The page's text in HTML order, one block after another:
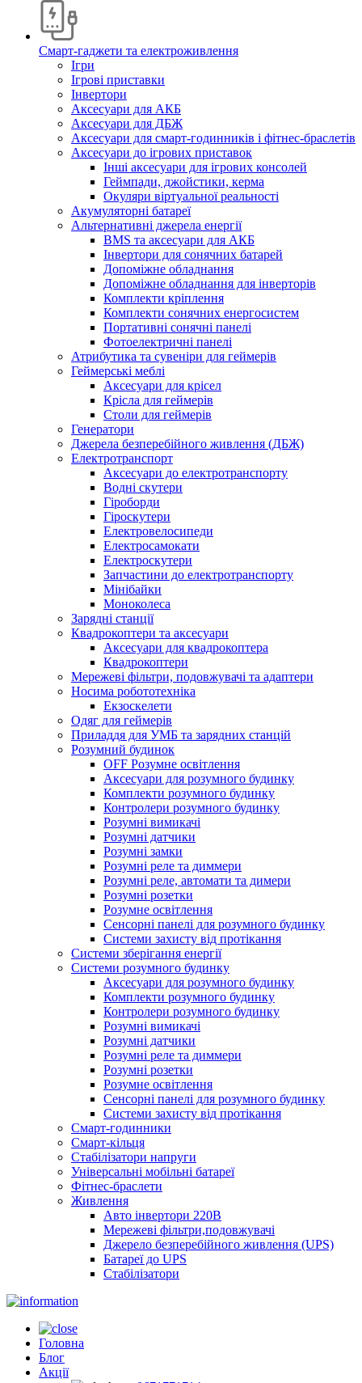
Смарт-гаджети та електроживлення
Ігри
Ігрові приставки
Інвертори
Аксесуари для АКБ
Аксесуари для ДБЖ
Аксесуари для смарт-годинників і фітнес-браслетів
Аксесуари до ігрових приставок
Інші аксесуари для ігрових консолей
Геймпади, джойстики, керма
Окуляри віртуальної реальності
Акумуляторні батареї
Альтернативні джерела енергії
BMS та аксесуари для АКБ
Інвертори для сонячних батарей
Допоміжне обладнання
Допоміжне обладнання для інверторів
Комплекти кріплення
Комплекти сонячних енергосистем
Портативні сонячні панелі
Фотоелектричні панелі
Атрибутика та сувеніри для геймерів
Геймерські меблі
Аксесуари для крісел
Крісла для геймерів
Столи для геймерів
Генератори
Джерела безперебійного живлення (ДБЖ)
Електротранспорт
Аксесуари до електротранспорту
Водні скутери
Гіроборди
Гіроскутери
Електровелосипеди
Електросамокати
Електроскутери
Запчастини до електротранспорту
Мінібайки
Моноколеса
Зарядні станції
Квадрокоптери та аксесуари
Аксесуари для квадрокоптера
Квадрокоптери
Мережеві фільтри, подовжувачі та адаптери
Носима робототехніка
Екзоскелети
Одяг для геймерів
Приладдя для УМБ та зарядних станцій
Розумний будинок
OFF Розумне освітлення
Аксесуари для розумного будинку
Комплекти розумного будинку
Контролери розумного будинку
Розумні вимикачі
Розумні датчики
Розумні замки
Розумні реле та диммери
Розумні реле, автомати та димери
Розумні розетки
Розумне освітлення
Сенсорні панелі для розумного будинку
Системи захисту від протікання
Системи зберігання енергії
Системи розумного будинку
Аксесуари для розумного будинку
Комплекти розумного будинку
Контролери розумного будинку
Розумні вимикачі
Розумні датчики
Розумні реле та диммери
Розумні розетки
Розумне освітлення
Сенсорні панелі для розумного будинку
Системи захисту від протікання
Смарт-годинники
Смарт-кільця
Стабілізатори напруги
Універсальні мобільні батареї
Фітнес-браслети
Живлення
Авто інвертори 220В
Мережеві фільтри,подовжувачі
Джерело безперебійного живлення (UPS)
Батареї до UPS
Стабілізатори
Головна
Блог
Акції